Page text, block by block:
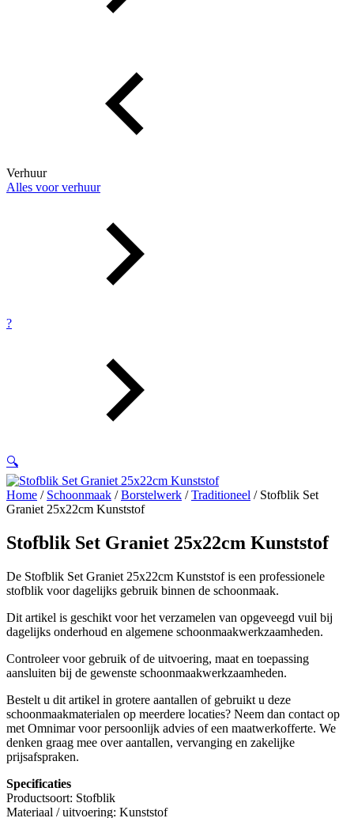
Verhuur
Alles voor verhuur
?
🔍
Home / Schoonmaak /Borstelwerk /Traditioneel / Stofblik Set
Graniet 25x22cm Kunststof
Stofblik Set Graniet 25x22cm Kunststof
De Stofblik Set Graniet 25x22cm Kunststof is een professionele
stofblik voor dagelijks gebruik binnen de schoonmaak.
Dit artikel is geschikt voor het verzamelen van opgeveegd vuil bij
dagelijks onderhoud en algemene schoonmaakwerkzaamheden.
Controleer voor gebruik of de uitvoering, maat en toepassing
aansluiten bij de gewenste schoonmaakwerkzaamheden.
Bestelt u dit artikel in grotere aantallen of gebruikt u deze
schoonmaakmaterialen op meerdere locaties? Neem dan contact op
met Omnimar voor persoonlijk advies of een maatwerkofferte. We
denken graag mee over aantallen, vervanging en zakelijke
prijsafspraken.
Specificaties
Productsoort: Stofblik
Materiaal / uitvoering: Kunststof